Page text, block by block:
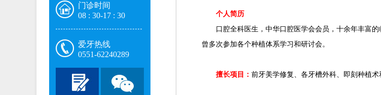
门诊时间
08 : 30-17 : 30
爱牙热线
0551-62240289
个人简历
口腔全科医生，中华口腔医学会会员，十余年丰富的
曾多次参加各个种植体系学习和研讨会。
擅长项目： 前牙美学修复、各牙槽外科、即刻种植